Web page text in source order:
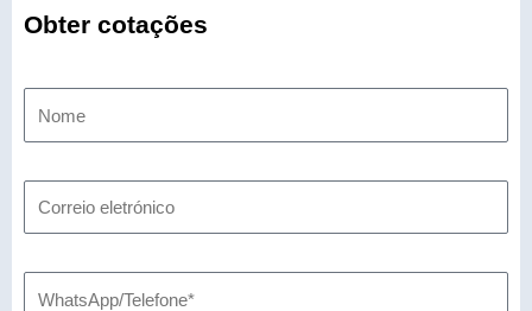
Obter cotações